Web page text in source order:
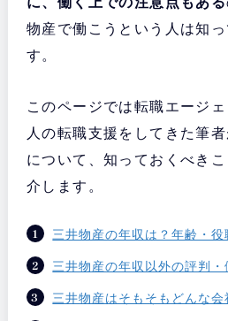
物産で働こうという人は知
す。
このページでは転職エージ
人の転職支援をしてきた筆
について、知っておくべき
介します。
三井物産の年収は？年齢・役
三井物産の年収以外の評判
三井物産はそもそもどんな会